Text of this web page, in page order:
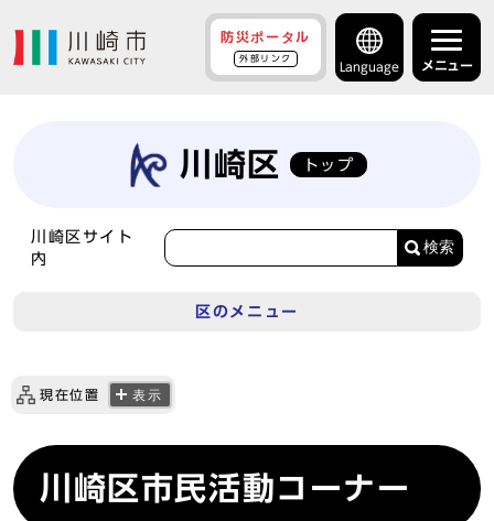
防災ポータル
外部リンク
Language メニュー
川崎区 トップ
川崎区サイト
内
検索
区のメニュー
現在位置 表示
川崎区市民活動コーナー